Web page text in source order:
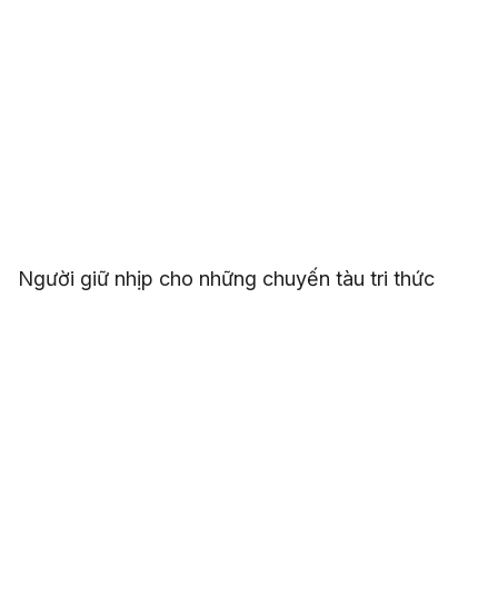
Người giữ nhịp cho những chuyến tàu tri thức